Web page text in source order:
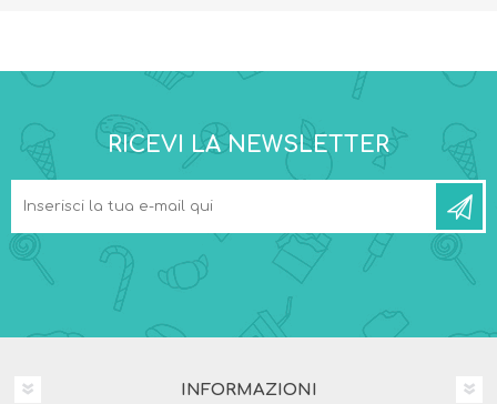
RICEVI LA NEWSLETTER
INFORMAZIONI